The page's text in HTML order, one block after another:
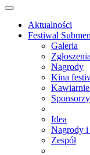
Aktualności
Festiwal
Galeria
Nagrody
Kina
Idea
Nagrody i
Zespół